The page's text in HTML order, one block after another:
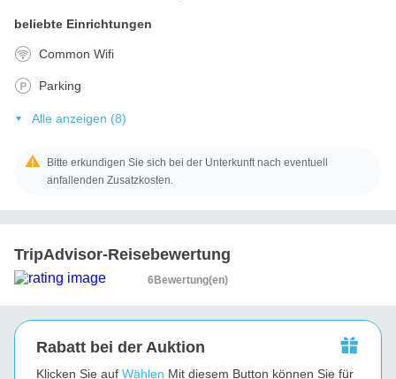
beliebte Einrichtungen
Common Wifi
Parking
Alle anzeigen (8)
Bitte erkundigen Sie sich bei der Unterkunft nach eventuell
anfallenden Zusatzkosten.
TripAdvisor-Reisebewertung
6Bewertung(en)
Rabatt bei der Auktion
Klicken Sie auf Wählen Mit diesem Button können Sie für